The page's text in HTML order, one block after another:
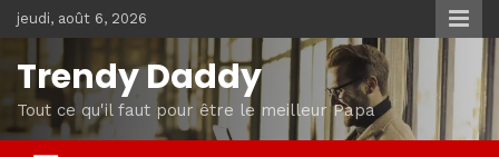
Skip
to
content
jeudi, août 6, 2026
Trendy Daddy
Tout ce qu'il faut pour être le meilleur Papa